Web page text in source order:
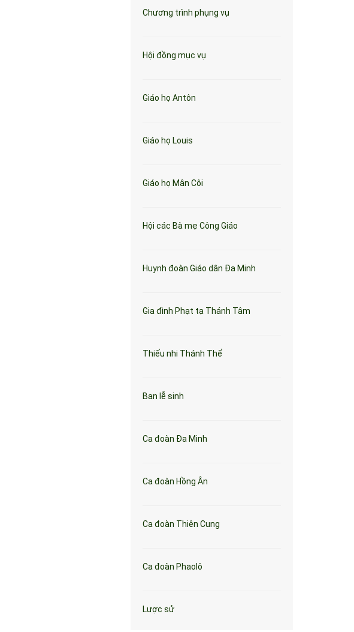
Chương trình phụng vụ
Hội đồng mục vụ
Giáo họ Antôn
Giáo họ Louis
Giáo họ Mân Côi
Hội các Bà mẹ Công Giáo
Huynh đoàn Giáo dân Đa Minh
Gia đình Phạt tạ Thánh Tâm
Thiếu nhi Thánh Thể
Ban lễ sinh
Ca đoàn Đa Minh
Ca đoàn Hồng Ân
Ca đoàn Thiên Cung
Ca đoàn Phaolô
Lược sử